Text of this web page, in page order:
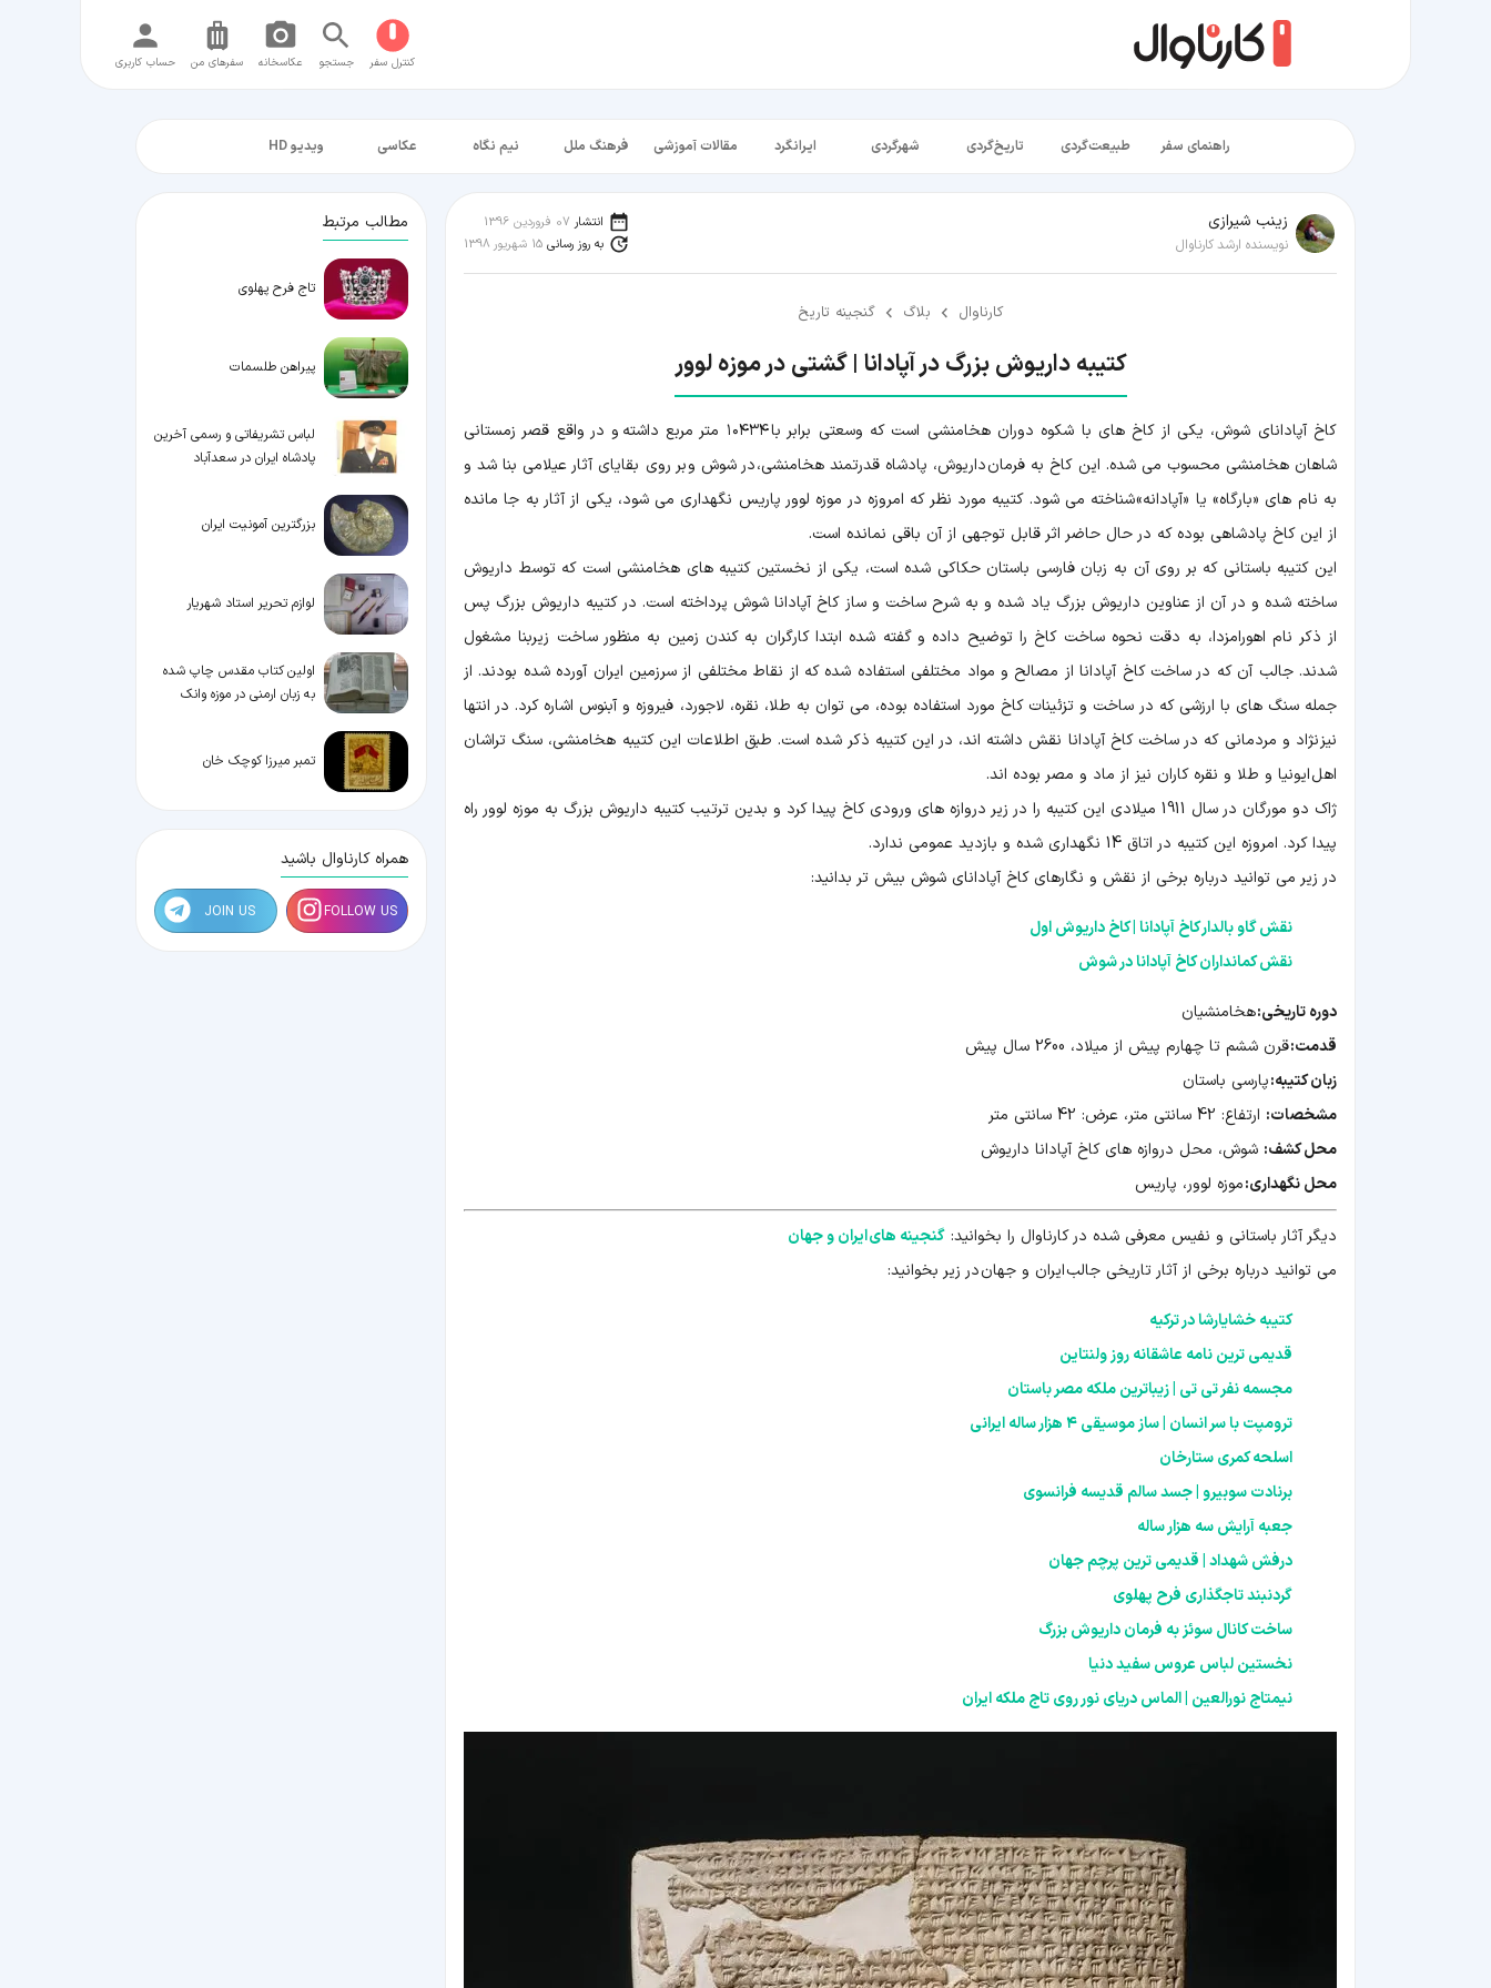
کنترل سفر جستجو عکاسخانه سفر‌های من حساب کاربری
راهنمای سفر طبیعت‌گردی تاریخ‌گردی شهرگردی ایرانگرد مقالات آموزشی فرهنگ ملل نیم نگاه عکاسی ویدیو HD
زينب شيرازی
نویسنده ارشد کارناوال
انتشار 07 فروردین 1396
به روز رسانی 15 شهریور 1398
کارناوال بلاگ گنجینه تاریخ
کتیبه داریوش بزرگ در آپادانا | گشتی در موزه لوور
کاخ آپادانای شوش، یکی از کاخ های با شکوه دوران هخامنشی است که وسعتی برابر با ۱۰۴۳۴ متر مربع داشته و در واقع قصر زمستانی
شاهان هخامنشی محسوب می شده. این کاخ به فرمان داریوش، پادشاه قدرتمند هخامنشی، در شوش و بر روی بقایای آثار عیلامی بنا شد و
به نام های «بارگاه» یا «آپادانه» شناخته می شود. کتیبه مورد نظر که امروزه در موزه لوور پاریس نگهداری می شود، یکی از آثار به جا مانده
از این کاخ پادشاهی بوده که در حال حاضر اثر قابل توجهی از آن باقی نمانده است.
این کتیبه باستانی که بر روی آن به زبان فارسی باستان حکاکی شده است، یکی از نخستین کتیبه های هخامنشی است که توسط داریوش
ساخته شده و در آن از عناوین داریوش بزرگ یاد شده و به شرح ساخت و ساز کاخ آپادانا شوش پرداخته است. در کتیبه داریوش بزرگ پس
از ذکر نام اهورامزدا، به دقت نحوه ساخت کاخ را توضیح داده و گفته شده ابتدا کارگران به کندن زمین به منظور ساخت زیربنا مشغول
شدند. جالب آن که در ساخت کاخ آپادانا از مصالح و مواد مختلفی استفاده شده که از نقاط مختلفی از سرزمین ایران آورده شده بودند. از
جمله سنگ های با ارزشی که در ساخت و تزئینات کاخ مورد استفاده بوده، می توان به طلا، نقره، لاجورد، فیروزه و آبنوس اشاره کرد. در انتها
نیز نژاد و مردمانی که در ساخت کاخ آپادانا نقش داشته اند، در این کتیبه ذکر شده است. طبق اطلاعات این کتیبه هخامنشی، سنگ تراشان
اهل ایونیا و طلا و نقره کاران نیز از ماد و مصر بوده اند.
ژاک دو مورگان در سال 1911 میلادی این کتیبه را در زیر دروازه های ورودی کاخ پیدا کرد و بدین ترتیب کتیبه داریوش بزرگ به موزه لوور راه
پیدا کرد. امروزه این کتیبه در اتاق 14 نگهداری شده و بازدید عمومی ندارد.
در زیر می توانید درباره برخی از نقش و نگارهای کاخ آپادانای شوش بیش تر بدانید:
نقش گاو بالدار کاخ آپادانا | کاخ داریوش اول
نقش کمانداران کاخ آپادانا در شوش
دوره تاریخی:هخامنشیان
قدمت:قرن ششم تا چهارم پیش از میلاد، 2600 سال پیش
زبان کتیبه:پارسی باستان
مشخصات: ارتفاع: 42 سانتی متر، عرض: 42 سانتی متر
محل کشف: شوش، محل دروازه های کاخ آپادانا داریوش
محل نگهداری:موزه لوور، پاریس
دیگر آثار باستانی و نفیس معرفی شده در کارناوال را بخوانید: گنجینه های ایران و جهان
می توانید درباره برخی از آثار تاریخی جالب ایران و جهان در زیر بخوانید:
کتیبه خشایارشا در ترکیه
قدیمی ترین نامه عاشقانه روز ولنتاین
مجسمه نفر تی تی | زیباترین ملکه مصر باستان
ترومپت با سر انسان | ساز موسیقی ۴ هزار ساله ایرانی
اسلحه کمرى ستارخان
برنادت سوبیرو | جسد سالم قدیسه فرانسوی
جعبه آرایش سه هزار ساله
درفش شهداد | قدیمی ترین پرچم جهان
گردنبند تاجگذاری فرح پهلوی
ساخت کانال سوئز به فرمان داریوش بزرگ
نخستین لباس عروس سفید دنیا
نیمتاج نورالعین | الماس دریای نور روی تاج ملکه ایران
مطالب مرتبط
تاج فرح پهلوی
پیراهن طلسمات
لباس تشریفاتی و رسمی آخرین
پادشاه ایران در سعدآباد
بزرگترین آمونیت ایران
لوازم تحریر استاد شهریار
اولین کتاب مقدس چاپ شده
به زبان ارمنی در موزه وانک
تمبر میرزا کوچک خان
همراه کارناوال باشید
FOLLOW US
JOIN US